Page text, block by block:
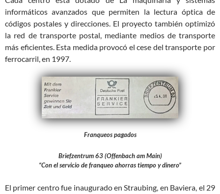
informáticos avanzados que permiten la lectura óptica de
códigos postales y direcciones. El proyecto también optimizó
la red de transporte postal, mediante medios de transporte
más eficientes. Esta medida provocó el cese del transporte por
ferrocarril, en 1997.
Franqueos pagados
Briefzentrum63 (Offenbach am Main)
“Con el servicio de franqueo ahorras tiempo y dinero”
El primer centro fue inaugurado en Straubing, en Baviera, el 29